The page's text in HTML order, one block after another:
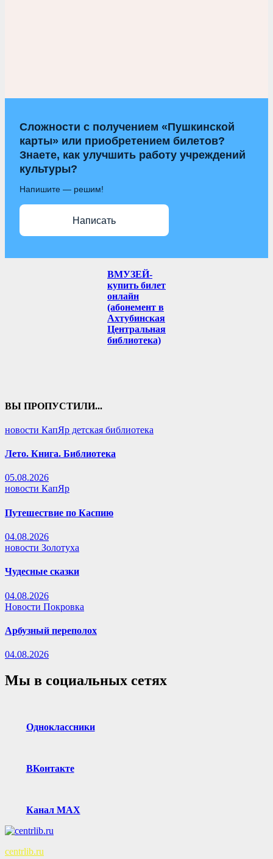
Сложности с получением «Пушкинской
карты» или приобретением билетов?
Знаете, как улучшить работу учреждений
культуры?
Напишите — решим!
Написать
ВМУЗЕЙ-
купить билет
онлайн
(абонемент в
Ахтубинская
Центральная
библиотека)
ВЫ ПРОПУСТИЛИ...
новости КапЯр детская библиотека
Лето. Книга. Библиотека
05.08.2026
новости КапЯр
Путешествие по Каспию
04.08.2026
новости Золотуха
Чудесные сказки
04.08.2026
Новости Покровка
Арбузный переполох
04.08.2026
Мы в социальных сетях
Одноклассники
ВКонтакте
Канал MAX
centrlib.ru